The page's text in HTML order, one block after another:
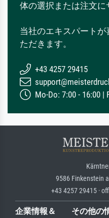
体の選択または注文に
当社のエキスパート
ただきます。
+43 4257 29415
Mo-Do: 7:00 - 16:00 |
9586 Finkenstein
+43 4257 29415 ·
企業情報＆
その他の